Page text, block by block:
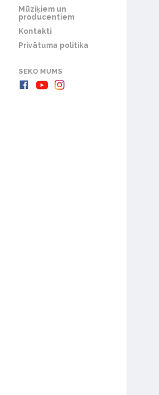
Mūziķiem un
producentiem
Kontakti
Privātuma politika
SEKO MUMS